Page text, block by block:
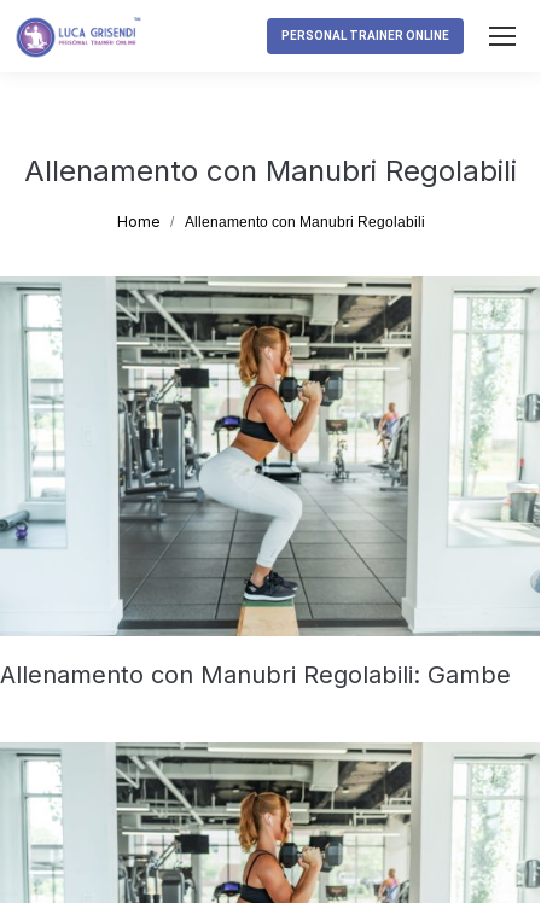
PERSONAL TRAINER ONLINE
Allenamento con Manubri Regolabili
Tu sei qui:
Home Allenamento con Manubri Regolabili
Allenamento con Manubri Regolabili: Gambe